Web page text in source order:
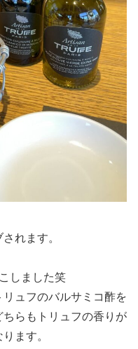
れます。
しました笑
リュフのバルサミコ酢を
らもトリュフの香りが
ます。